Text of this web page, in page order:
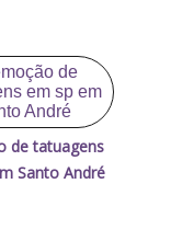
de tatuagens
Santo André